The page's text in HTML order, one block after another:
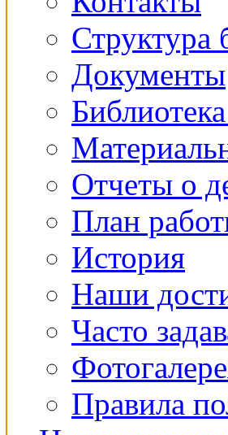
Структура
Документы
Отчеты о
План
История
Наши
Часто
Правила